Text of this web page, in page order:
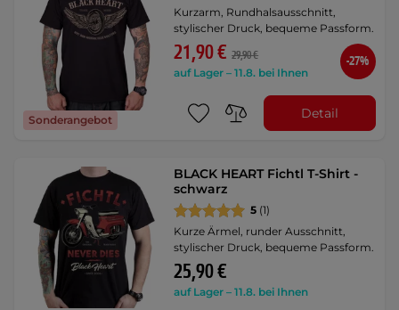
Sonderangebot
Kurzarm, Rundhalsausschnitt,
stylischer Druck, bequeme Passform.
21,90 € 29,90 €
auf Lager – 11.8. bei Ihnen
-27%
Detail
BLACK HEART Fichtl T-Shirt -
schwarz
5 (1)
Kurze Ärmel, runder Ausschnitt,
stylischer Druck, bequeme Passform.
25,90 €
auf Lager – 11.8. bei Ihnen